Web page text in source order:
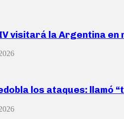
visitará la Argentina en
los ataques: llamó